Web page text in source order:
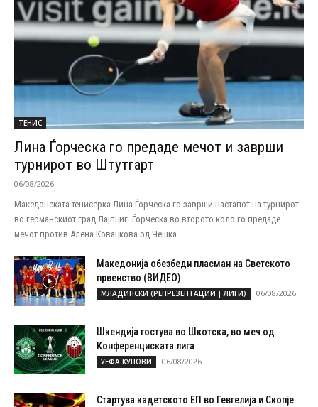
ТЕНИС
Лина Ѓорческа го предаде мечот и заврши
турнирот во Штутгарт
06/08/2026
Македонската тенисерка Лина Ѓорческа го заврши настапот на турнирот
во германскиот град Лајпциг. Ѓорческа во второто коло го предаде
мечот против Алена Ковацкова од Чешка....
Македонија обезбеди пласман на Светското
првенство (ВИДЕО)
МЛАДИНСКИ (РЕПРЕЗЕНТАЦИИ | ЛИГИ) 06/08/2026
Шкендија гостува во Шкотска, во меч од
Конференциската лига
УЕФА КУПОВИ 06/08/2026
Стартува кадетското ЕП во Гевгелија и Скопје